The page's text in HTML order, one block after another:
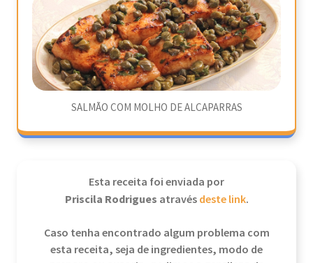
SALMÃO COM MOLHO DE ALCAPARRAS
Esta receita foi enviada por
Priscila Rodrigues atravésdeste link.
Caso tenha encontrado algum problema com
esta receita, seja de ingredientes, modo de